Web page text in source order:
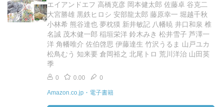
エイアンドエフ 高橋克彦 岡本健太郎 佐藤卓 谷克二
大宮勝雄 黒鉄ヒロシ 安部龍太郎 藤原幸一 堀越千秋
小林希 熊谷達也 夢枕獏 新井敏記 八幡暁 井口和泉 椎
名誠 茂木健一郎 稲垣栄洋 鈴木みき 松井雪子 芦澤一
洋 角幡唯介 佐伯啓思 伊藤達生 竹沢うるま 山戸ユカ
松鳥むう 知来要 倉岡裕之 北尾トロ 荒川洋治 山田英
季
0 0.00 0
Amazon.co.jp・電子書籍